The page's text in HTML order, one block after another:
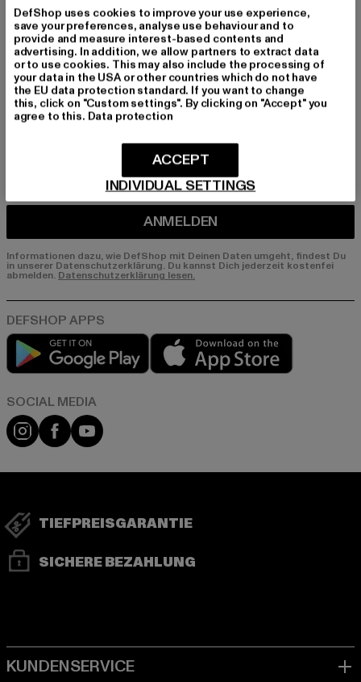
nds, Angebote und Gutscheine von DefShop p
er E-Mail!
An welchen Produkten bist du interessiert?
MÄNNER
ANMELDEN
Informationen dazu, wie DefShop mit Deinen Daten umgeht, findest Du
in unserer Datenschutzerklärung. Du kannst Dich jederzeit kostenfei
abmelden. Datenschutzerklärung lesen.
Play market
Instagram
FacebookYouTube
TIEFPREISGARANTIE
SICHERE BEZAHLUNG
DefShop uses cookies to improve your use experience,
save your preferences, analyse use behaviour and to
provide and measure interest-based contents and
advertising. In addition, we allow partners to extract data
or to use cookies. This may also include the processing of
your data in the USA or other countries which do not have
the EU data protection standard. If you want to change
this, click on "Custom settings". By clicking on "Accept" you
agree to this. Data protection
INDIVIDUAL SETTINGS
ACCEPT